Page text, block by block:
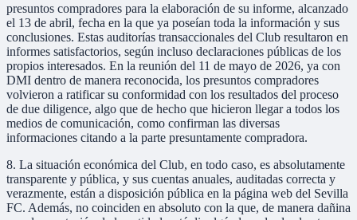
presuntos compradores para la elaboración de su informe, alcanzado
el 13 de abril, fecha en la que ya poseían toda la información y sus
conclusiones. Estas auditorías transaccionales del Club resultaron en
informes satisfactorios, según incluso declaraciones públicas de los
propios interesados. En la reunión del 11 de mayo de 2026, ya con
DMI dentro de manera reconocida, los presuntos compradores
volvieron a ratificar su conformidad con los resultados del proceso
de due diligence, algo que de hecho que hicieron llegar a todos los
medios de comunicación, como confirman las diversas
informaciones citando a la parte presuntamente compradora.
8. La situación económica del Club, en todo caso, es absolutamente
transparente y pública, y sus cuentas anuales, auditadas correcta y
verazmente, están a disposición pública en la página web del Sevilla
FC. Además, no coinciden en absoluto con la que, de manera dañina